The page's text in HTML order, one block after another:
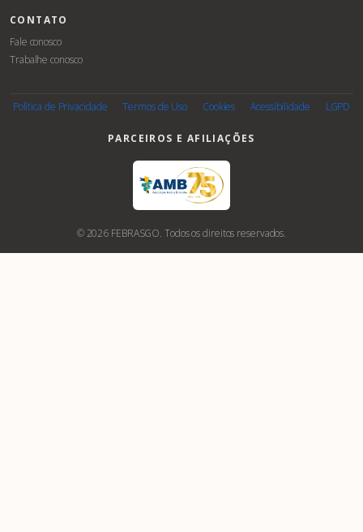
CONTATO
Fale conosco
Trabalhe conosco
Política de Privacidade Termos de Uso Cookies Acessibilidade LGPD
PARCEIROS E AFILIAÇÕES
© 2026 FEBRASGO. Todos os direitos reservados.